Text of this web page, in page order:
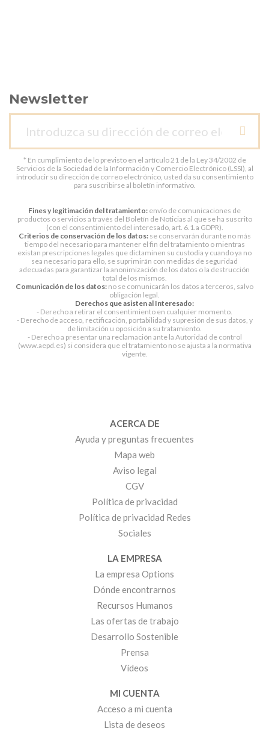
Newsletter
* En cumplimiento de lo previsto en el artículo 21 de la Ley 34/2002 de
Servicios de la Sociedad de la Información y Comercio Electrónico (LSSI), al
introducir su dirección de correo electrónico, usted da su consentimiento
para suscribirse al boletín informativo.
Fines y legitimación del tratamiento: envío de comunicaciones de
productos o servicios a través del Boletín de Noticias al que se ha suscrito
(con el consentimiento del interesado, art. 6.1.a GDPR).
Criterios de conservación de los datos:se conservarán durante no más
tiempo del necesario para mantener el fin del tratamiento o mientras
existan prescripciones legales que dictaminen su custodia y cuando ya no
sea necesario para ello, se suprimirán con medidas de seguridad
adecuadas para garantizar la anonimización de los datos o la destrucción
total de los mismos.
Comunicación de los datos: no se comunicarán los datos a terceros, salvo
obligación legal.
Derechos que asisten al Interesado:
- Derecho a retirar el consentimiento en cualquier momento.
- Derecho de acceso, rectificación, portabilidad y supresión de sus datos, y
de limitación u oposición a su tratamiento.
- Derecho a presentar una reclamación ante la Autoridad de control
(www.aepd.es) si considera que el tratamiento no se ajusta a la normativa
vigente.
ACERCA DE
Ayuda y preguntas frecuentes
Mapa web
Aviso legal
CGV
Política de privacidad
Política de privacidad Redes
Sociales
LA EMPRESA
La empresa Options
Dónde encontrarnos
Recursos Humanos
Las ofertas de trabajo
Desarrollo Sostenible
Prensa
Vídeos
MI CUENTA
Acceso a mi cuenta
Lista de deseos